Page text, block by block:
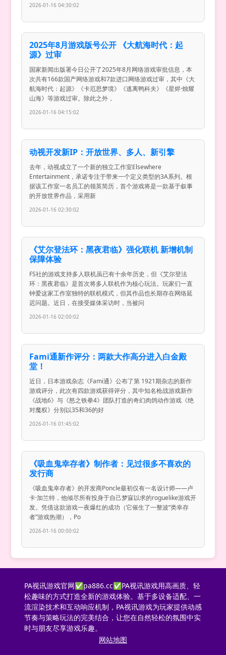
2026-01-16 04:30:02
2025年8月游戏版号公开 《大航海时代：起
源》过审
国家新闻出版署今日公开了2025年8月网络游戏审批信息，本
次共有166款国产网络游戏和7款进口网络游戏过审，其中《大
航海时代：起源》《卡厄思梦境》《逃离鸭科夫》《星烬·烛耀
山海》等游戏过审。除此之外，
2026-01-16 04:15:02
动视开发新IP：开放世界、多人、新引擎
去年，动视成立了一个新的独立工作室Elsewhere
Entertainment，承诺专注于带来一个定义类型的3A系列。根
据该工作室一名员工的领英简历，首个游戏将是一款基于叙事
的开放世界作品，采用新
2026-01-16 02:30:02
《艾尔登法环：黑夜君临》强化联机 新增机制
保障体验
FS社的游戏支持多人联机虽已有十余年历史，但《艾尔登法
环：黑夜君临》是首次将多人联机作为核心玩法。玩家们一直
钟爱这家工作室独特的联机模式，但其作品也长期存在网络延
迟问题。近日，在接受媒体采访时，当被问
2026-01-16 02:00:02
Fami通新作评分：两款大作高分进入白金殿
堂！
近日，日本游戏杂志《Fami通》公布了第 1921期杂志的新作
游戏评分，此次有四款游戏获得评分，其中知名枪战游戏新作
《战地6》与《怒之铁拳4》团队打造的奇幻肉鸽动作游戏《绝
对魔权》分别以35和36的好
2026-01-16 01:45:02
《吸血鬼幸存者》制作者：见过很多不喜欢的
发行商
《吸血鬼幸存者》的开发商Poncle最初仅有一名设计师——卢
卡·加兰特，他倾尽所有投身于自己梦寐以求的roguelike游戏开
发。凭借这款游戏一夜爆红的成功（它催生了一整波“类幸存
者”游戏热潮），Po
2026-01-16 00:00:02
PA视讯游戏官网✅pa886.cc✅PA视讯游戏用高画质、轻
松趣味的方式打造全新的游戏体验。基于多设备适配、一
流渲染技术和互动响应机制，PA视讯游戏为玩家提供动感
节奏与策略玩法的完美结合，让您在自然轻松的氛围中实
时与朋友尽享游戏乐趣。
网站地图